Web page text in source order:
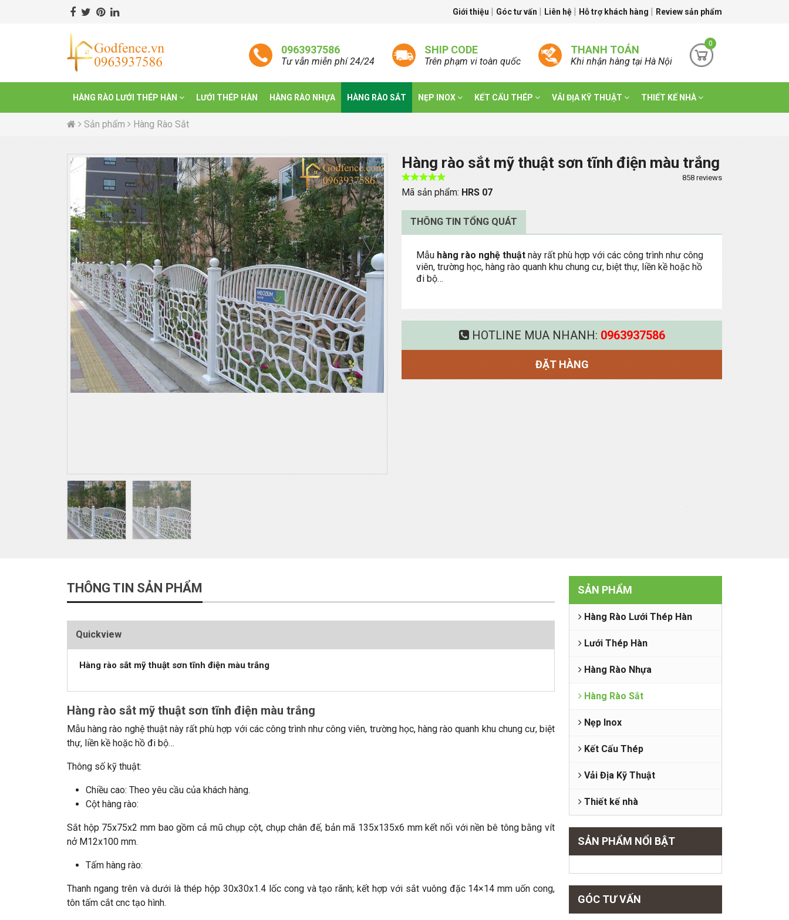
Giới thiệu | Góc tư vấn | Liên hệ | Hỗ trợ khách hàng | Review sản phẩm
0963937586
Tư vẫn miễn phí 24/24
SHIP CODE
Trên phạm vi toàn quốc
THANH TOÁN
Khi nhận hàng tại Hà Nội
0
HÀNG RÀO LƯỚI THÉP HÀN LƯỚI THÉP HÀN HÀNG RÀO NHỰA HÀNG RÀO SẮT NẸP INOX KẾT CẤU THÉP VẢI ĐỊA KỸ THUẬT THIẾT KẾ NHÀ
Sản phẩm Hàng Rào Sắt
Hàng rào sắt mỹ thuật sơn tĩnh điện màu trắng
858 reviews
Mã sản phẩm: HRS 07
THÔNG TIN TỔNG QUÁT
Mẫu hàng rào nghệ thuật này rất phù hợp với các công trình như công
viên, trường học, hàng rào quanh khu chung cư, biệt thự, liền kề hoặc hồ
đi bộ…
HOTLINE MUA NHANH: 0963937586
ĐẶT HÀNG
THÔNG TIN SẢN PHẨM
Quickview
Hàng rào sắt mỹ thuật sơn tĩnh điện màu trắng
Hàng rào sắt mỹ thuật sơn tĩnh điện màu trắng
Mẫu hàng rào nghệ thuật này rất phù hợp với các công trình như công viên, trường học, hàng rào quanh khu chung cư, biệt
thự, liền kề hoặc hồ đi bộ…
Thông số kỹ thuật:
Chiều cao: Theo yêu cầu của khách hàng.
Cột hàng rào:
Sắt hộp 75x75x2 mm bao gồm cả mũ chụp cột, chụp chân đế, bản mã 135x135x6 mm kết nối với nền bê tông bằng vít
nở M12x100 mm.
Tấm hàng rào:
Thanh ngang trên và dưới là thép hộp 30x30x1.4 lốc cong và tạo rãnh; kết hợp với sắt vuông đặc 14×14 mm uốn cong,
tôn tấm cắt cnc tạo hình.
SẢN PHẨM
Hàng Rào Lưới Thép Hàn
Lưới Thép Hàn
Hàng Rào Nhựa
Hàng Rào Sắt
Nẹp Inox
Kết Cấu Thép
Vải Địa Kỹ Thuật
Thiết kế nhà
SẢN PHẨM NỔI BẬT
GÓC TƯ VẤN